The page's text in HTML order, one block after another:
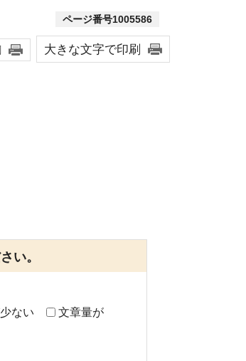
ページ番号1005586
大きな文字で印刷
い。
ない
文章量が